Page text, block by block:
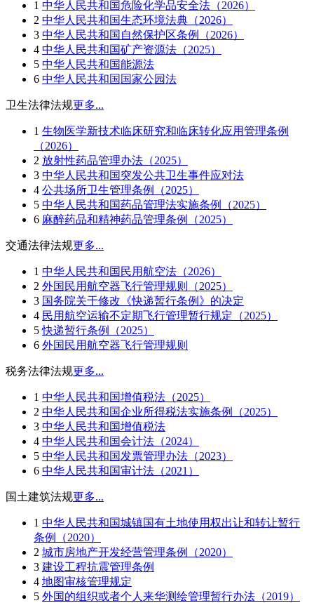
1 中华人民共和国危险化学品安全法（2026）
2 中华人民共和国生态环境法典（2026）
3 中华人民共和国自然保护区条例（2026）
4 中华人民共和国矿产资源法（2025）
5 中华人民共和国能源法
6 中华人民共和国国家公园法
卫生法律法规更多...
1 生物医学新技术临床研究和临床转化应用管理条例
（2026）
2 放射性药品管理办法（2025）
3 中华人民共和国突发公共卫生事件应对法
4 公共场所卫生管理条例（2025）
5 中华人民共和国药品管理法实施条例（2025）
6 麻醉药品和精神药品管理条例（2025）
交通法律法规更多...
1 中华人民共和国民用航空法（2026）
2 外国民用航空器飞行管理规则（2025）
3 国务院关于修改《快递暂行条例》的决定
4 民用航空运输不定期飞行管理暂行规定（2025）
5 快递暂行条例（2025）
6 外国民用航空器飞行管理规则
税务法律法规更多...
1 中华人民共和国增值税法（2025）
2 中华人民共和国企业所得税法实施条例（2025）
3 中华人民共和国增值税法
4 中华人民共和国会计法（2024）
5 中华人民共和国发票管理办法（2023）
6 中华人民共和国审计法（2021）
国土建筑法规更多...
1 中华人民共和国城镇国有土地使用权出让和转让暂行
条例（2020）
2 城市房地产开发经营管理条例（2020）
3 建设工程抗震管理条例
4 地图审核管理规定
5 外国的组织或者个人来华测绘管理暂行办法（2019）